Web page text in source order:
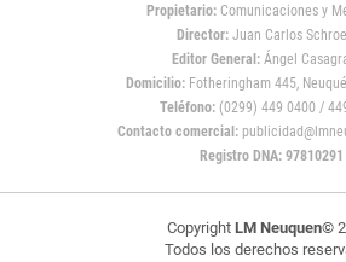
Propietario:Comunicaciones y
Director: Juan Carlos
Editor General:Ángel
Domicilio:Fotheringham 445,
Teléfono: (0299) 449 0400 /
Contacto comercial:
Registro DNA: 97810291
Copyright LM Neuquen©
Todos los derechos